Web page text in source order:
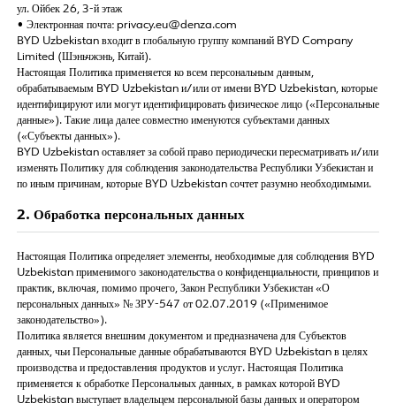
ул. Ойбек 26, 3-й этаж
• Электронная почта: privacy.eu@denza.com
BYD Uzbekistan входит в глобальную группу компаний BYD Company
Limited (Шэньчжэнь, Китай).
Настоящая Политика применяется ко всем персональным данным,
обрабатываемым BYD Uzbekistan и/или от имени BYD Uzbekistan, которые
идентифицируют или могут идентифицировать физическое лицо («Персональные
данные»). Такие лица далее совместно именуются субъектами данных
(«Субъекты данных»).
BYD Uzbekistan оставляет за собой право периодически пересматривать и/или
изменять Политику для соблюдения законодательства Республики Узбекистан и
по иным причинам, которые BYD Uzbekistan сочтет разумно необходимыми.
2. Обработка персональных данных
Настоящая Политика определяет элементы, необходимые для соблюдения BYD
Uzbekistan применимого законодательства о конфиденциальности, принципов и
практик, включая, помимо прочего, Закон Республики Узбекистан «О
персональных данных» № ЗРУ-547 от 02.07.2019 («Применимое
законодательство»).
Политика является внешним документом и предназначена для Субъектов
данных, чьи Персональные данные обрабатываются BYD Uzbekistan в целях
производства и предоставления продуктов и услуг. Настоящая Политика
применяется к обработке Персональных данных, в рамках которой BYD
Uzbekistan выступает владельцем персональной базы данных и оператором